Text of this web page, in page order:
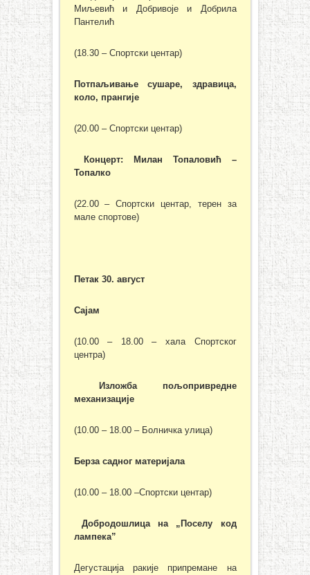
Миљевић и Добривоје и Добрила
Пантелић
(18.30 – Спортски центар)
Потпаљивање сушаре, здравица,
коло, прангије
(20.00 – Спортски центар)
Концерт: Милан Топаловић –
Топалко
(22.00 – Спортски центар, терен за
мале спортове)
Петак 30. август
Сајам
(10.00 – 18.00 – хала Спортског
центра)
Изложба пољопривредне
механизације
(10.00 – 18.00 – Болничка улица)
Берза садног материјала
(10.00 – 18.00 –Спортски центар)
Добродошлица на „Поселу код
лампека”
Дегустација ракије припремане на